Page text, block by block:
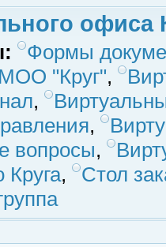
офиса
Формы
"Круг",
,
,
вопросы,
Круга,
Стол